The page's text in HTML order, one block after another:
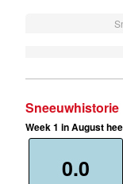
Sneeuwhistorie
Week 1 in August
0.0